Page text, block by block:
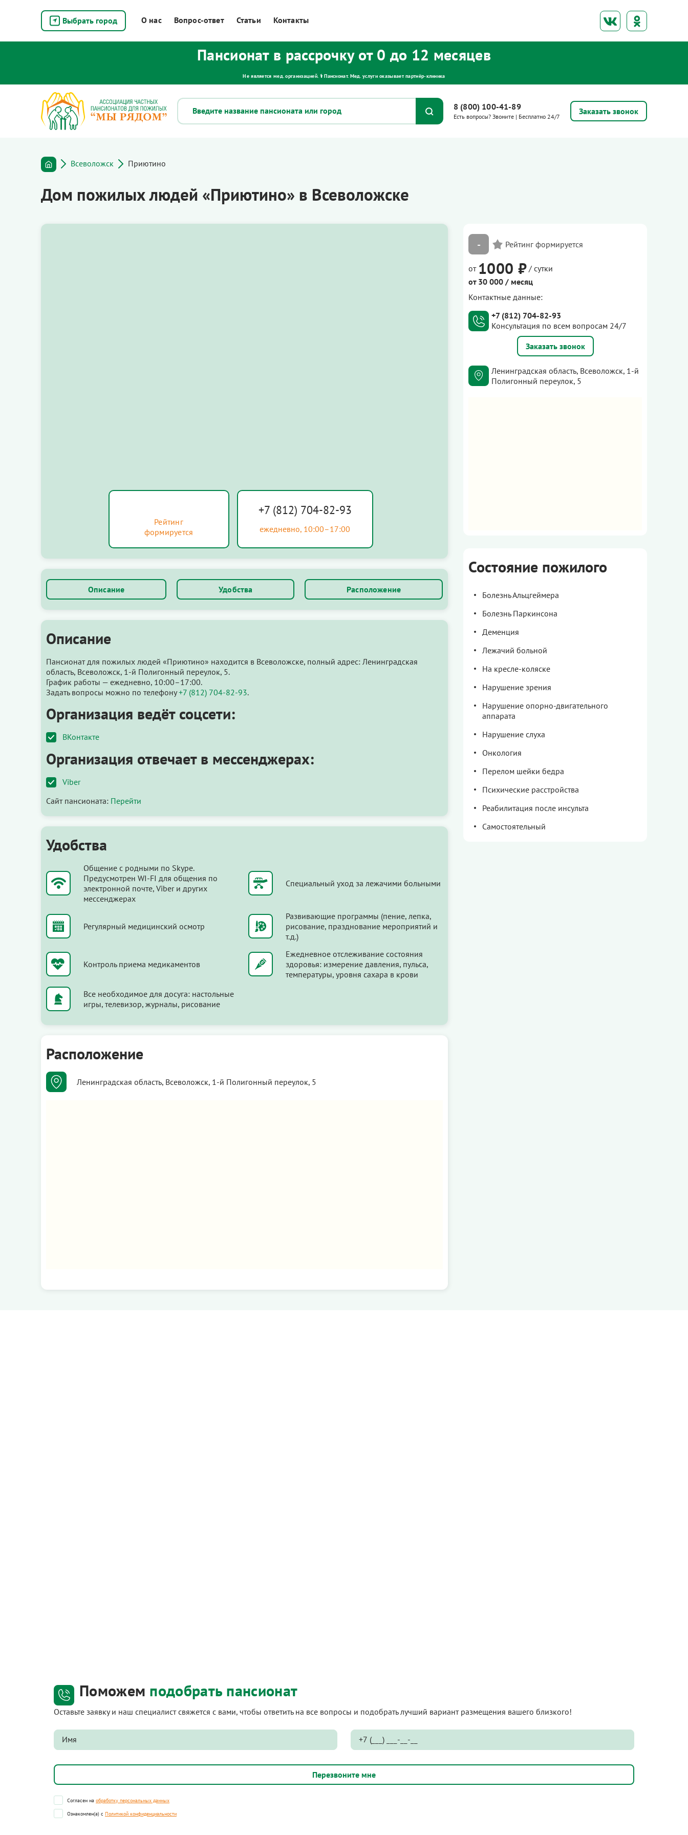
Выбрать город О нас Вопрос-ответ Статьи Контакты
Пансионат в рассрочку от 0 до 12 месяцев
Не является мед. организацией. ⚕ Пансионат. Мед. услуги оказывает партнёр‑клиника
8 (800) 100-41-89
Есть вопросы? Звоните | Бесплатно 24/7
Заказать звонок
Всеволожск Приютино
Дом пожилых людей «Приютино» в Всеволожске
Рейтинг
формируется
+7 (812) 704-82-93
ежедневно, 10:00–17:00
Описание Удобства Расположение
Описание
Пансионат для пожилых людей «Приютино» находится в Всеволожске, полный адрес: Ленинградская
область, Всеволожск, 1-й Полигонный переулок, 5.
График работы — ежедневно, 10:00–17:00.
Задать вопросы можно по телефону+7 (812) 704-82-93.
Организация ведёт соцсети:
ВКонтакте
Организация отвечает в мессенджерах:
Viber
Сайт пансионата: Перейти
Удобства
Общение с родными по Skype.
Предусмотрен WI-FI для общения по
электронной почте, Viber и других
мессенджерах
Специальный уход за лежачими больными
Регулярный медицинский осмотр
Развивающие программы (пение, лепка,
рисование, празднование мероприятий и
т.д.)
Контроль приема медикаментов
Ежедневное отслеживание состояния
здоровья: измерение давления, пульса,
температуры, уровня сахара в крови
Все необходимое для досуга: настольные
игры, телевизор, журналы, рисование
Расположение
Ленинградская область, Всеволожск, 1-й Полигонный переулок, 5
-
от 1000 ₽/ сутки
от 30 000 / месяц
Контактные данные:
+7 (812) 704-82-93
Консультация по всем вопросам 24/7
Заказать звонок
Ленинградская область, Всеволожск, 1-й
Полигонный переулок, 5
Состояние пожилого
Болезнь Альцгеймера
Болезнь Паркинсона
Деменция
Лежачий больной
На кресле-коляске
Нарушение зрения
Нарушение опорно-двигательного
аппарата
Нарушение слуха
Онкология
Перелом шейки бедра
Психические расстройства
Реабилитация после инсульта
Самостоятельный
Поможем подобрать пансионат
Оставьте заявку и наш специалист свяжется с вами, чтобы ответить на все вопросы и подобрать лучший вариант размещения вашего близкого!
Согласен на обработку персональных данных
Ознакомлен(а) с Политикой конфиденциальности